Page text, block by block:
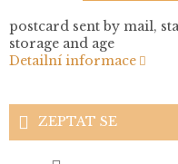
postcard sent by mail,
storage and age
Detailní informace
ZEPTAT SE